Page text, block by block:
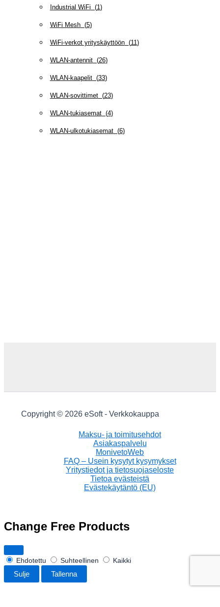
Industrial WiFi (1)
WiFi Mesh(5)
WiFi-verkot yrityskäyttöön(11)
WLAN-antennit(26)
WLAN-kaapelit(33)
WLAN-sovittimet(23)
WLAN-tukiasemat(4)
WLAN-ulkotukiasemat(6)
Copyright © 2026 eSoft - Verkkokauppa
Maksu- ja toimitusehdot
Asiakaspalvelu
MonivetoWeb
FAQ – Usein kysytyt kysymykset
Yritystiedot ja tietosuojaseloste
Tietoa evästeistä
Evästekäytäntö (EU)
Change Free Products
Ehdotettu Suhteellinen Kaikki
Sulje Tallenna